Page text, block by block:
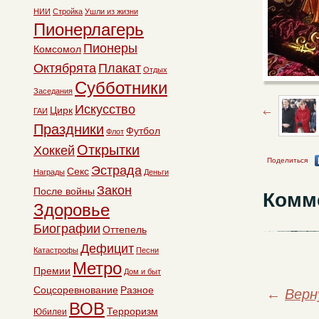
Поделиться
←
НИИ Стройка Ушли из жизни
Пионерлагерь
Комсомол Пионеры
Октябрята Плакат Отдых
Заседания Субботники
ГАИ Цирк Искусство
Праздники Флот Футбол
Хоккей Открытки
Награды Секс Эстрада Деньги
После войны Закон
Здоровье
Биографии Оттепель
Катастрофы Дефицит Песни
Премии Метро Дом и быт
Соцсоревнование Разное
Юбилеи ВОВ Терроризм